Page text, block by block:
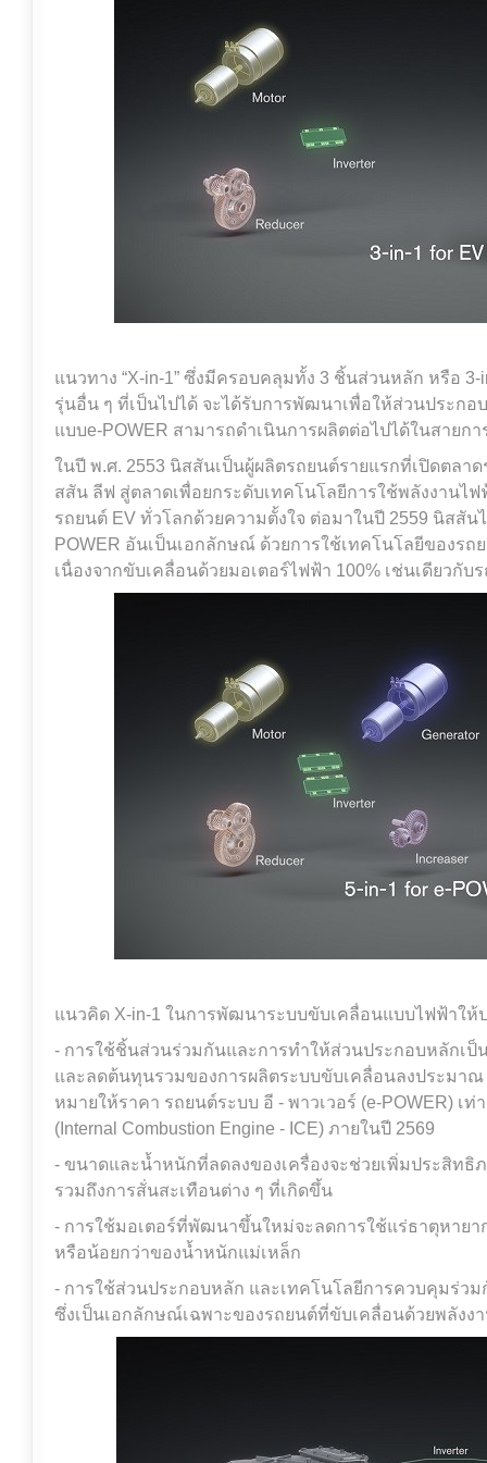
แนวทาง “X-in-1” ซึ่งมีครอบคลุมทั้ง 3 ชิ้นส่วนหลัก หรือ
รุ่นอื่น ๆ ที่เป็นไปได้ จะได้รับการพัฒนาเพื่อให้ส่วนประก
แบบe-POWER สามารถดำเนินการผลิตต่อไปได้ในสายกา
ในปี พ.ศ. 2553 นิสสันเป็นผู้ผลิตรถยนต์รายแรกที่เปิดตลา
สสัน ลีฟ สู่ตลาดเพื่อยกระดับเทคโนโลยีการใช้พลังงานไ
รถยนต์ EV ทั่วโลกด้วยความตั้งใจ ต่อมาในปี 2559 นิสสัน
POWER อันเป็นเอกลักษณ์ ด้วยการใช้เทคโนโลยีของร
เนื่องจากขับเคลื่อนด้วยมอเตอร์ไฟฟ้า 100% เช่นเดียวกับ
แนวคิด X-in-1 ในการพัฒนาระบบขับเคลื่อนแบบไฟฟ้าให้
- การใช้ชิ้นส่วนร่วมกันและการทำให้ส่วนประกอบหลักเ
และลดต้นทุนรวมของการผลิตระบบขับเคลื่อนลงประมาณ
หมายให้ราคา รถยนต์ระบบ อี - พาวเวอร์ (e-POWER) เ
(Internal Combustion Engine - ICE) ภายในปี 2569
- ขนาดและน้ำหนักที่ลดลงของเครื่องจะช่วยเพิ่มประสิท
รวมถึงการสั่นสะเทือนต่าง ๆ ที่เกิดขึ้น
- การใช้มอเตอร์ที่พัฒนาขึ้นใหม่จะลดการใช้แร่ธาตุหายาก
หรือน้อยกว่าของน้ำหนักแม่เหล็ก
- การใช้ส่วนประกอบหลัก และเทคโนโลยีการควบคุมร่
ซึ่งเป็นเอกลักษณ์เฉพาะของรถยนต์ที่ขับเคลื่อนด้วยพลังง